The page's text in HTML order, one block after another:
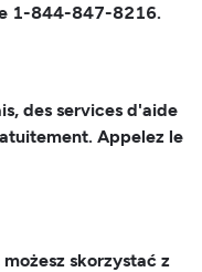
1-844-847-8216.
des services d'aide
Appelez le
skorzystać z